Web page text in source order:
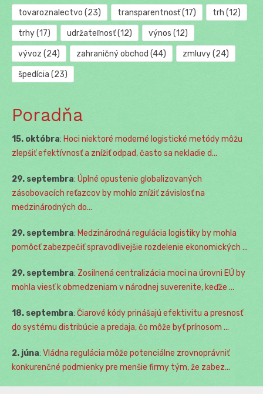
tovaroznalectvo (23) transparentnosť(17) trh (12)
trhy(17) udržateľnosť(12) výnos (12)
vývoz (24) zahraničný obchod (44) zmluvy(24)
špedícia (23)
Poradňa
15. októbra: Hoci niektoré moderné logistické metódy môžu
zlepšiť efektívnosť a znížiť odpad, často sa nekladie d...
29. septembra: Úplné opustenie globalizovaných
zásobovacích reťazcov by mohlo znížiť závislosť na
medzinárodných do...
29. septembra: Medzinárodná regulácia logistiky by mohla
pomôcť zabezpečiť spravodlivejšie rozdelenie ekonomických ...
29. septembra: Zosilnená centralizácia moci na úrovni EÚ by
mohla viesť k obmedzeniam v národnej suverenite, keďže ...
18. septembra: Čiarové kódy prinášajú efektivitu a presnosť
do systému distribúcie a predaja, čo môže byť prínosom ...
2. júna: Vládna regulácia môže potenciálne zrovnoprávniť
konkurenčné podmienky pre menšie firmy tým, že zabez...